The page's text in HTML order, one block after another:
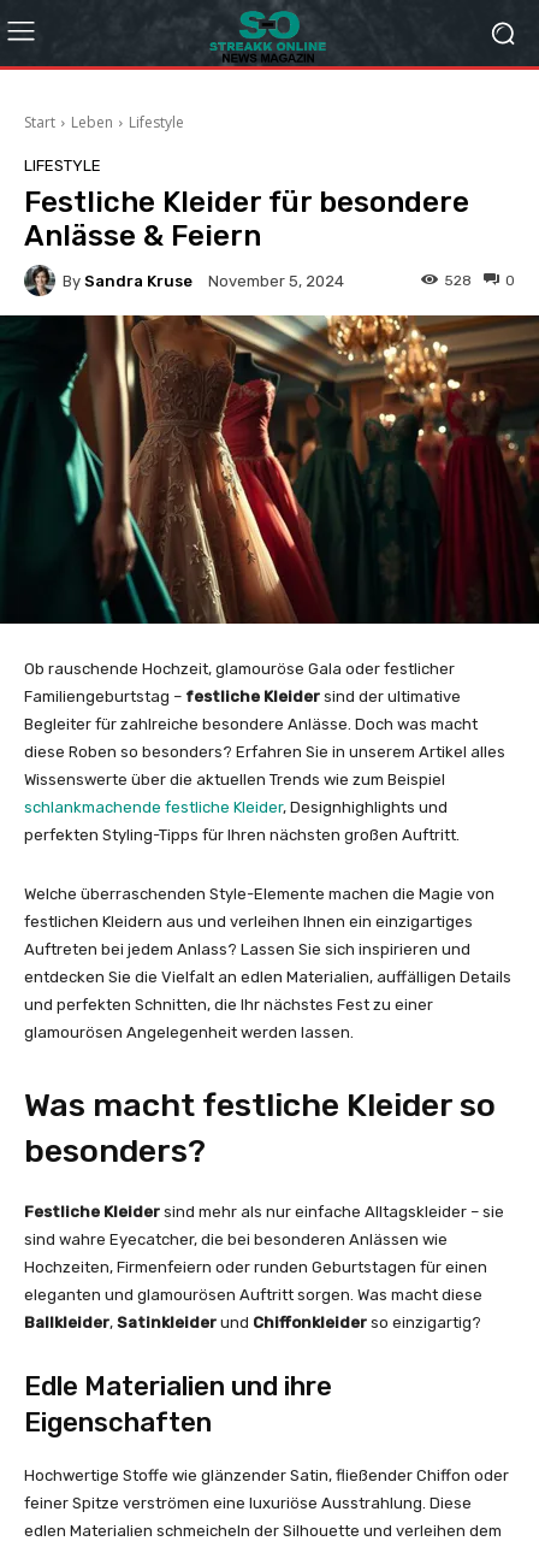
Start Leben Lifestyle
LIFESTYLE
Festliche Kleider für besondere
Anlässe & Feiern
By Sandra Kruse November 5, 2024 0
528
Ob rauschende Hochzeit, glamouröse Gala oder festlicher
Familiengeburtstag – festliche Kleider sind der ultimative
Begleiter für zahlreiche besondere Anlässe. Doch was macht
diese Roben so besonders? Erfahren Sie in unserem Artikel alles
Wissenswerte über die aktuellen Trends wie zum Beispiel
schlankmachende festliche Kleider, Designhighlights und
perfekten Styling-Tipps für Ihren nächsten großen Auftritt.
Welche überraschenden Style-Elemente machen die Magie von
festlichen Kleidern aus und verleihen Ihnen ein einzigartiges
Auftreten bei jedem Anlass? Lassen Sie sich inspirieren und
entdecken Sie die Vielfalt an edlen Materialien, auffälligen Details
und perfekten Schnitten, die Ihr nächstes Fest zu einer
glamourösen Angelegenheit werden lassen.
Was macht festliche Kleider so
besonders?
Festliche Kleider sind mehr als nur einfache Alltagskleider – sie
sind wahre Eyecatcher, die bei besonderen Anlässen wie
Hochzeiten, Firmenfeiern oder runden Geburtstagen für einen
eleganten und glamourösen Auftritt sorgen. Was macht diese
Ballkleider, Satinkleider und Chiffonkleider so einzigartig?
Edle Materialien und ihre
Eigenschaften
Hochwertige Stoffe wie glänzender Satin, fließender Chiffon oder
feiner Spitze verströmen eine luxuriöse Ausstrahlung. Diese
edlen Materialien schmeicheln der Silhouette und verleihen dem